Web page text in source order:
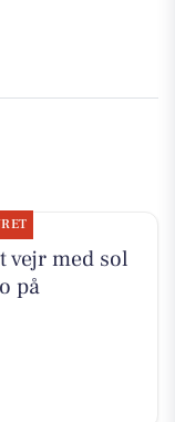
vejr med sol
på